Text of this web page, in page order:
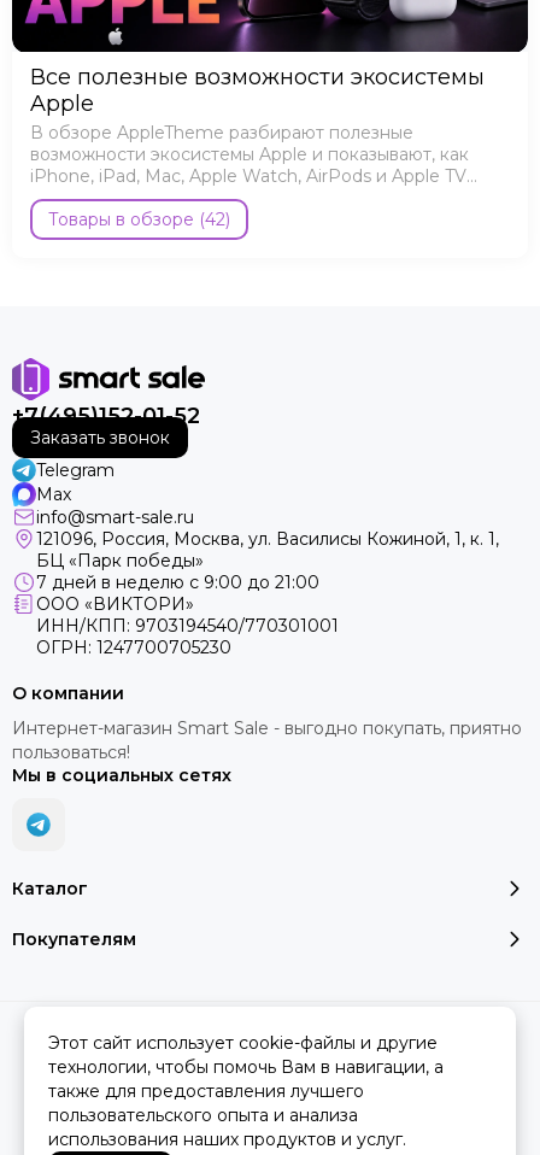
Все полезные возможности экосистемы
Apple
В обзоре AppleTheme разбирают полезные
возможности экосистемы Apple и показывают, как
iPhone, iPad, Mac, Apple Watch, AirPods и Apple TV
работают вместе.
Товары в обзоре (42)
+7(495)152-01-52
Заказать звонок
Telegram
Max
info@smart-sale.ru
121096, Россия, Москва, ул. Василисы Кожиной, 1, к. 1,
БЦ «Парк победы»
7 дней в неделю с 9:00 до 21:00
ООО «ВИКТОРИ»
ИНН/КПП: 9703194540/770301001
ОГРН: 1247700705230
Каталог
Покупателям
О компании
Интернет-магазин Smart Sale - выгодно покупать, приятно
пользоваться!
Мы в социальных сетях
2026 © SMART SALE.Карта сайта
характеристик, стоимости товаров и услуг, носит
Этот сайт использует cookie-файлы и другие
технологии, чтобы помочь Вам в навигации, а
также для предоставления лучшего
пользовательского опыта и анализа
использования наших продуктов и услуг.